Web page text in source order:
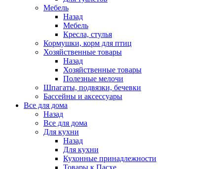
Мебель
Назад
Мебель
Кресла, стулья
Кормушки, корм для птиц
Хозяйственные товары
Назад
Хозяйственные товары
Полезные мелочи
Шпагаты, подвязки, бечевки
Бассейны и аксессуары
Все для дома
Назад
Все для дома
Для кухни
Назад
Для кухни
Кухонные принадлежности
Товары к Пасхе